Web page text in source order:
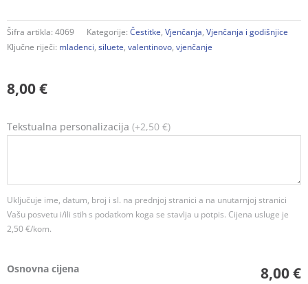
Šifra artikla: 4069 Kategorije: Čestitke, Vjenčanja, Vjenčanja i godišnjice
Ključne riječi: mladenci, siluete, valentinovo, vjenčanje
8,00€
Tekstualna personalizacija (+2,50 €)
Uključuje ime, datum, broj i sl. na prednjoj stranici a na unutarnjoj stranici
Vašu posvetu i/ili stih s podatkom koga se stavlja u potpis. Cijena usluge je
2,50 €/kom.
Osnovna cijena 8,00 €
Čestitka